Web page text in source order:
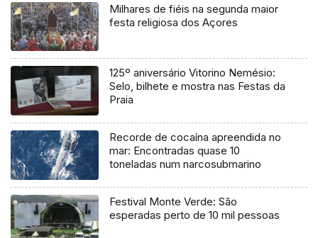
Milhares de fiéis na segunda maior
festa religiosa dos Açores
125º aniversário Vitorino Nemésio:
Selo, bilhete e mostra nas Festas da
Praia
Recorde de cocaína apreendida no
mar: Encontradas quase 10
toneladas num narcosubmarino
Festival Monte Verde: São
esperadas perto de 10 mil pessoas